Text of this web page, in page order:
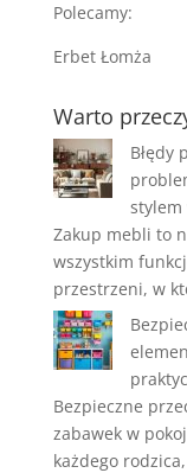
Polecamy:
Erbet Łomża
Warto
Błędy
stylem
Zakup mebli to
wszystkim
przestrzeni, w
Bezpieczne
zabawek w
każdego